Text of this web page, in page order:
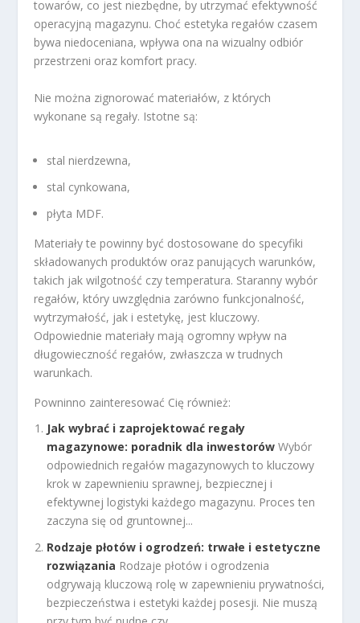
towarów, co jest niezbędne, by utrzymać efektywność
operacyjną magazynu. Choć estetyka regałów czasem
bywa niedoceniana, wpływa ona na wizualny odbiór
przestrzeni oraz komfort pracy.
Nie można zignorować materiałów, z których
wykonane są regały. Istotne są:
stal nierdzewna,
stal cynkowana,
płyta MDF.
Materiały te powinny być dostosowane do specyfiki
składowanych produktów oraz panujących warunków,
takich jak wilgotność czy temperatura. Staranny wybór
regałów, który uwzględnia zarówno funkcjonalność,
wytrzymałość, jak i estetykę, jest kluczowy.
Odpowiednie materiały mają ogromny wpływ na
długowieczność regałów, zwłaszcza w trudnych
warunkach.
Powninno zainteresować Cię również:
Jak wybrać i zaprojektować regały
magazynowe: poradnik dla inwestorów Wybór
odpowiednich regałów magazynowych to kluczowy
krok w zapewnieniu sprawnej, bezpiecznej i
efektywnej logistyki każdego magazynu. Proces ten
zaczyna się od gruntownej...
Rodzaje płotów i ogrodzeń: trwałe i estetyczne
rozwiązania Rodzaje płotów i ogrodzenia
odgrywają kluczową rolę w zapewnieniu prywatności,
bezpieczeństwa i estetyki każdej posesji. Nie muszą